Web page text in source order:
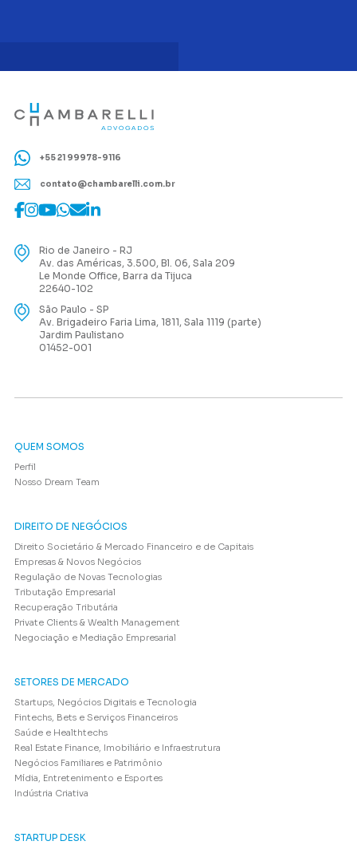
+55 21 99978-9116
contato@chambarelli.com.br
Rio de Janeiro - RJ
Av. das Américas, 3.500, Bl. 06, Sala 209
Le Monde Office, Barra da Tijuca
22640-102
São Paulo - SP
Av. Brigadeiro Faria Lima, 1811, Sala 1119 (parte)
Jardim Paulistano
01452-001
QUEM SOMOS
Perfil
Nosso Dream Team
DIREITO DE NEGÓCIOS
Direito Societário & Mercado Financeiro e de Capitais
Empresas & Novos Negócios
Regulação de Novas Tecnologias
Tributação Empresarial
Recuperação Tributária
Private Clients & Wealth Management
Negociação e Mediação Empresarial
SETORES DE MERCADO
Startups, Negócios Digitais e Tecnologia
Fintechs, Bets e Serviços Financeiros
Saúde e Healthtechs
Real Estate Finance, Imobiliário e Infraestrutura
Negócios Familiares e Patrimônio
Mídia, Entretenimento e Esportes
Indústria Criativa
STARTUP DESK